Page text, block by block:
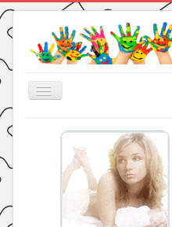
Включить/
Главная
Рукоделие
Подготовка к школе